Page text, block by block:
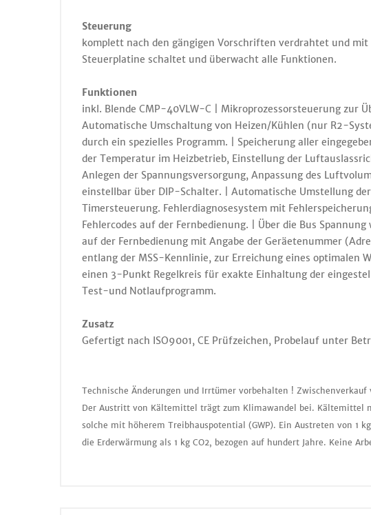
Steuerung
komplett nach den gängigen Vorschriften verdrahtet und
Steuerplatine schaltet und überwacht alle Funktionen.
Funktionen
inkl. Blende CMP-40VLW-C | Mikroprozessorsteuerung zur
Automatische Umschaltung von Heizen/Kühlen (nur R2-
durch ein spezielles Programm. | Speicherung aller
der Temperatur im Heizbetrieb, Einstellung der
Anlegen der Spannungsversorgung, Anpassung des
einstellbar über DIP-Schalter. | Automatische Umstellung
Timersteuerung. Fehlerdiagnosesystem mit
Fehlercodes auf der Fernbedienung. | Über die Bus
auf der Fernbedienung mit Angabe der Geräetenummer
entlang der MSS-Kennlinie, zur Erreichung eines optimalen
einen 3-Punkt Regelkreis für exakte Einhaltung der
Test-und Notlaufprogramm.
Zusatz
Gefertigt nach ISO9001, CE Prüfzeichen, Probelauf unter
Technische Änderungen und Irrtümer vorbehalten ! Zwischenverkauf
Der Austritt von Kältemittel trägt zum Klimawandel bei. Kältemittel
solche mit höherem Treibhauspotential (GWP). Ein Austreten von 1
die Erderwärmung als 1 kg CO2, bezogen auf hundert Jahre. Keine